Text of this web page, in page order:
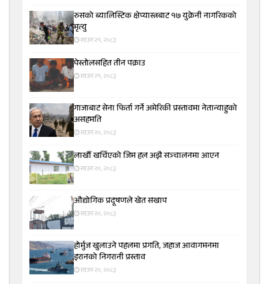
रुसको ब्यालिस्टिक क्षेप्यास्त्रबाट १७ युक्रेनी नागरिकको
मृत्यु
साउन २१, २०८३
पेस्तोलसहित तीन पक्राउ
साउन २१, २०८३
गाजाबाट सेना फिर्ता गर्ने अमेरिकी प्रस्तावमा नेतान्याहुको
असहमति
साउन २०, २०८३
लाखौँ खर्चिएको जिम हल अझै सञ्चालनमा आएन
साउन २०, २०८३
औद्योगिक प्रदूषणले खेत सखाप
साउन २०, २०८३
होर्मुज खुलाउने पहलमा प्रगति, जहाज आवागमनमा
इरानको निगरानी प्रस्ताव
साउन २०, २०८३